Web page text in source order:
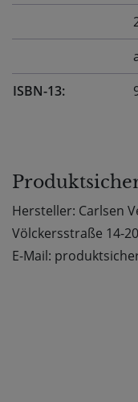
ISBN-13:
Hersteller: Carlsen
Völckersstraße 14-
E-Mail: